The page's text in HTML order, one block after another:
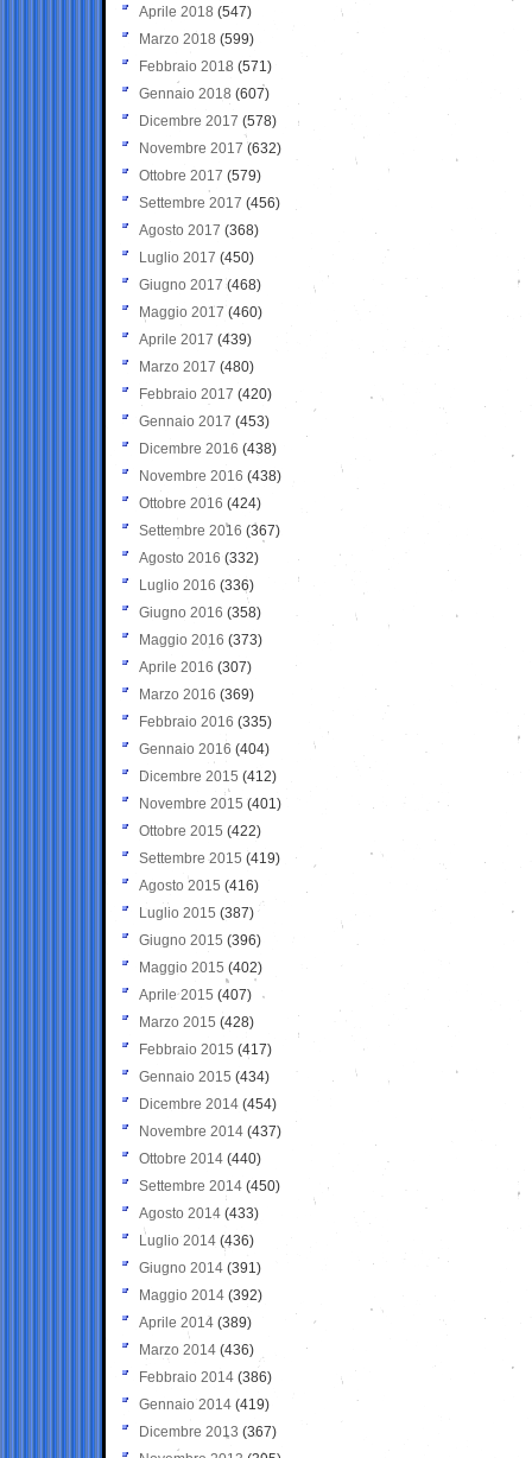
Aprile 2018 (547)
Marzo 2018 (599)
Febbraio 2018 (571)
Gennaio 2018 (607)
Dicembre 2017 (578)
Novembre 2017 (632)
Ottobre 2017 (579)
Settembre 2017 (456)
Agosto 2017 (368)
Luglio 2017 (450)
Giugno 2017 (468)
Maggio 2017 (460)
Aprile 2017 (439)
Marzo 2017 (480)
Febbraio 2017 (420)
Gennaio 2017 (453)
Dicembre 2016 (438)
Novembre 2016 (438)
Ottobre 2016 (424)
Settembre 2016 (367)
Agosto 2016 (332)
Luglio 2016 (336)
Giugno 2016 (358)
Maggio 2016 (373)
Aprile 2016 (307)
Marzo 2016 (369)
Febbraio 2016 (335)
Gennaio 2016 (404)
Dicembre 2015 (412)
Novembre 2015 (401)
Ottobre 2015 (422)
Settembre 2015 (419)
Agosto 2015 (416)
Luglio 2015 (387)
Giugno 2015 (396)
Maggio 2015 (402)
Aprile 2015 (407)
Marzo 2015 (428)
Febbraio 2015 (417)
Gennaio 2015 (434)
Dicembre 2014 (454)
Novembre 2014 (437)
Ottobre 2014 (440)
Settembre 2014 (450)
Agosto 2014 (433)
Luglio 2014 (436)
Giugno 2014 (391)
Maggio 2014 (392)
Aprile 2014 (389)
Marzo 2014 (436)
Febbraio 2014 (386)
Gennaio 2014 (419)
Dicembre 2013 (367)